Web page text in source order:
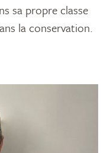
sa propre classe
la conservation.